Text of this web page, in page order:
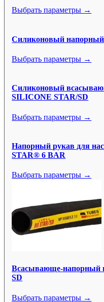
Выбрать параметры →
Силиконовый
Выбрать параметры →
Силиконовый
SILICONE STAR/SD
Выбрать параметры →
Напорный рукав для
STAR® 6 BAR
Выбрать параметры →
Всасывающе-напорный
SD
Выбрать параметры →